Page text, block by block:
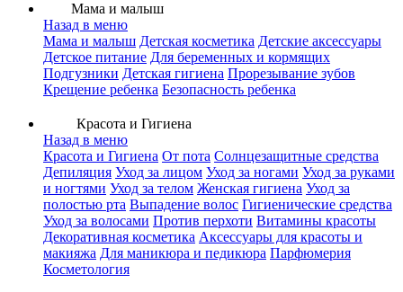
Мама и малыш
Назад в меню
Мама и малыш Детская косметика Детские аксессуары
Детское питание Для беременных и кормящих
Подгузники Детская гигиена Прорезывание зубов
Крещение ребенка Безопасность ребенка
Красота и Гигиена
Назад в меню
Красота и Гигиена От пота Солнцезащитные средства
Депиляция Уход за лицом Уход за ногами Уход за руками
и ногтями Уход за телом Женская гигиена Уход за
полостью рта Выпадение волос Гигиенические средства
Уход за волосами Против перхоти Витамины красоты
Декоративная косметика Аксессуары для красоты и
макияжа Для маникюра и педикюра Парфюмерия
Косметология